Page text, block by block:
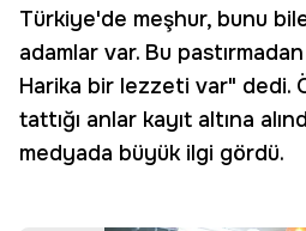
Türkiye'de meşhur, bunu
adamlar var. Bu
Harika bir lezzeti var" dedi.
tattığı anlar kayıt altına
medyada büyük ilgi gördü.